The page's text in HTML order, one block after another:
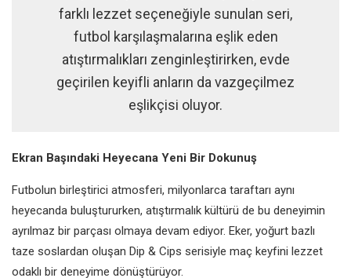
farklı lezzet seçeneğiyle sunulan seri,
futbol karşılaşmalarına eşlik eden
atıştırmalıkları zenginleştirirken, evde
geçirilen keyifli anların da vazgeçilmez
eşlikçisi oluyor.
Ekran Başındaki Heyecana Yeni Bir Dokunuş
Futbolun birleştirici atmosferi, milyonlarca taraftarı aynı
heyecanda buluştururken, atıştırmalık kültürü de bu deneyimin
ayrılmaz bir parçası olmaya devam ediyor. Eker, yoğurt bazlı
taze soslardan oluşan Dip & Cips serisiyle maç keyfini lezzet
odaklı bir deneyime dönüştürüyor.